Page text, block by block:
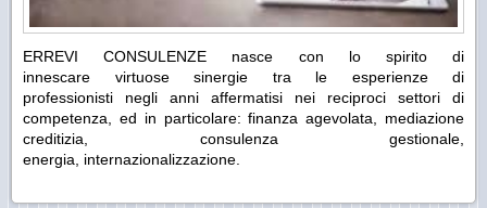
ERREVI CONSULENZE nasce con lo spirito di
innescare virtuose sinergie tra le esperienze di
professionisti negli anni affermatisi nei reciproci settori di
competenza, ed in particolare: finanza agevolata, mediazione
creditizia, consulenza gestionale,
energia, internazionalizzazione.